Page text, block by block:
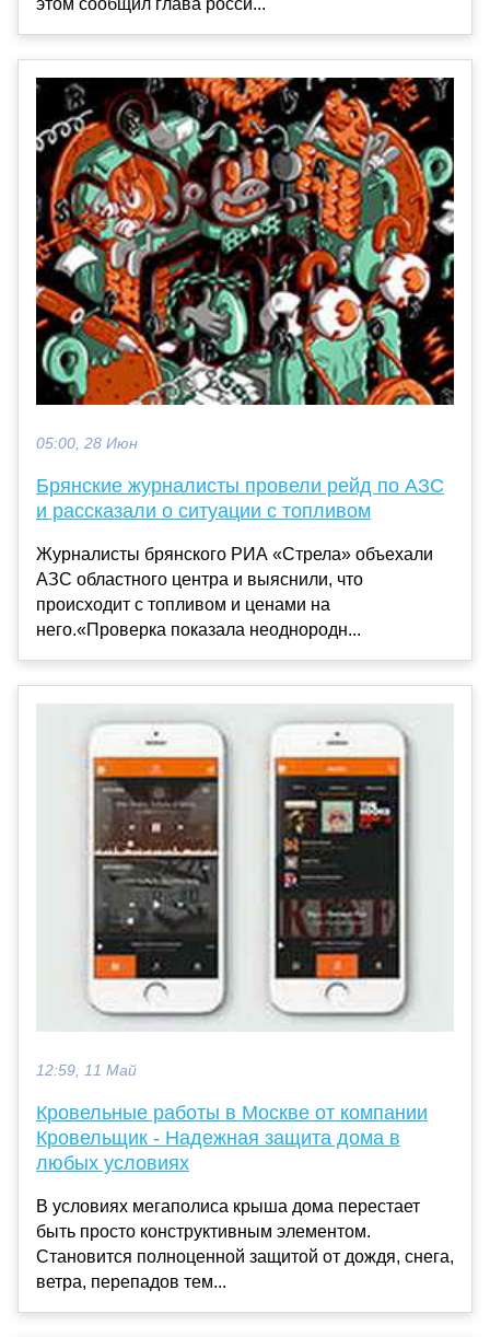
этом сообщил глава росси...
05:00, 28 Июн
Брянские журналисты провели рейд по АЗС
и рассказали о ситуации с топливом
Журналисты брянского РИА «Стрела» объехали
АЗС областного центра и выяснили, что
происходит с топливом и ценами на
него.«Проверка показала неоднородн...
12:59, 11 Май
Кровельные работы в Москве от компании
Кровельщик - Надежная защита дома в
любых условиях
В условиях мегаполиса крыша дома перестает
быть просто конструктивным элементом.
Становится полноценной защитой от дождя, снега,
ветра, перепадов тем...